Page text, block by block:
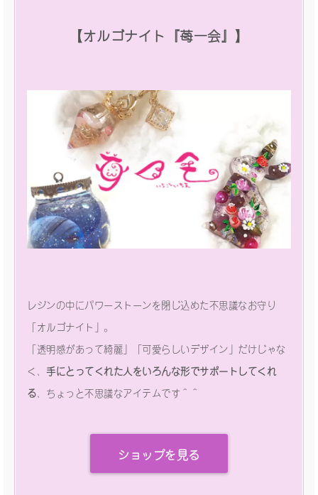
【オルゴナイト『苺一会』】
レジンの中にパワーストーンを閉じ込めた不思議なお守り
「オルゴナイト」。
「透明感があって綺麗」「可愛らしいデザイン」だけじゃな
く、 手にとってくれた人をいろんな形でサポートしてくれ
る 、ちょっと不思議なアイテムです＾＾
ショップを見る